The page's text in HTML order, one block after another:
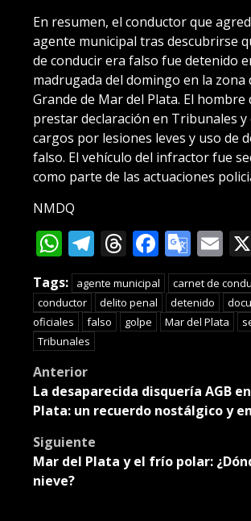
En resumen, el conductor que
agente municipal tras descubrirse
de conducir era falso fue detenido
madrugada del domingo en la zona
Grande de Mar del Plata. El hombre
prestar declaración en Tribunales
cargos por lesiones leves y uso de
falso. El vehículo del infractor fue
como parte de las actuaciones
NMDQ
WhatsApp
Telegram
Threads
Tags: agente municipal
carnet de
conductor
delito penal detenido
oficiales
falso golpe Mar del Plata
Tribunales
Post
navigation
Anterior
La desaparecida disquería AGB
Plata: un recuerdo nostálgico y
Siguiente
Mar del Plata y el frío polar:
nieve?